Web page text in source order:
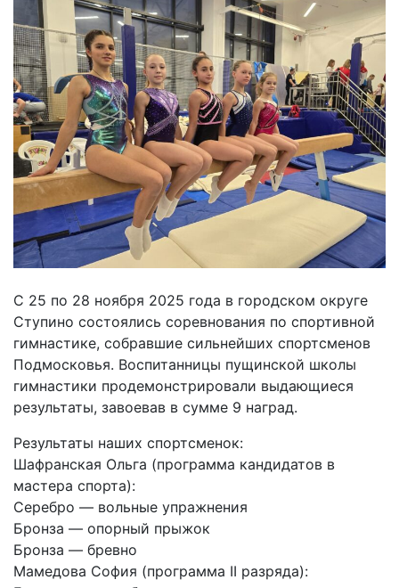
С 25 по 28 ноября 2025 года в городском округе
Ступино состоялись соревнования по спортивной
гимнастике, собравшие сильнейших спортсменов
Подмосковья. Воспитанницы пущинской школы
гимнастики продемонстрировали выдающиеся
результаты, завоевав в сумме 9 наград.
Результаты наших спортсменок:
Шафранская Ольга (программа кандидатов в
мастера спорта):
Серебро — вольные упражнения
Бронза — опорный прыжок
Бронза — бревно
Мамедова София (программа II разряда):